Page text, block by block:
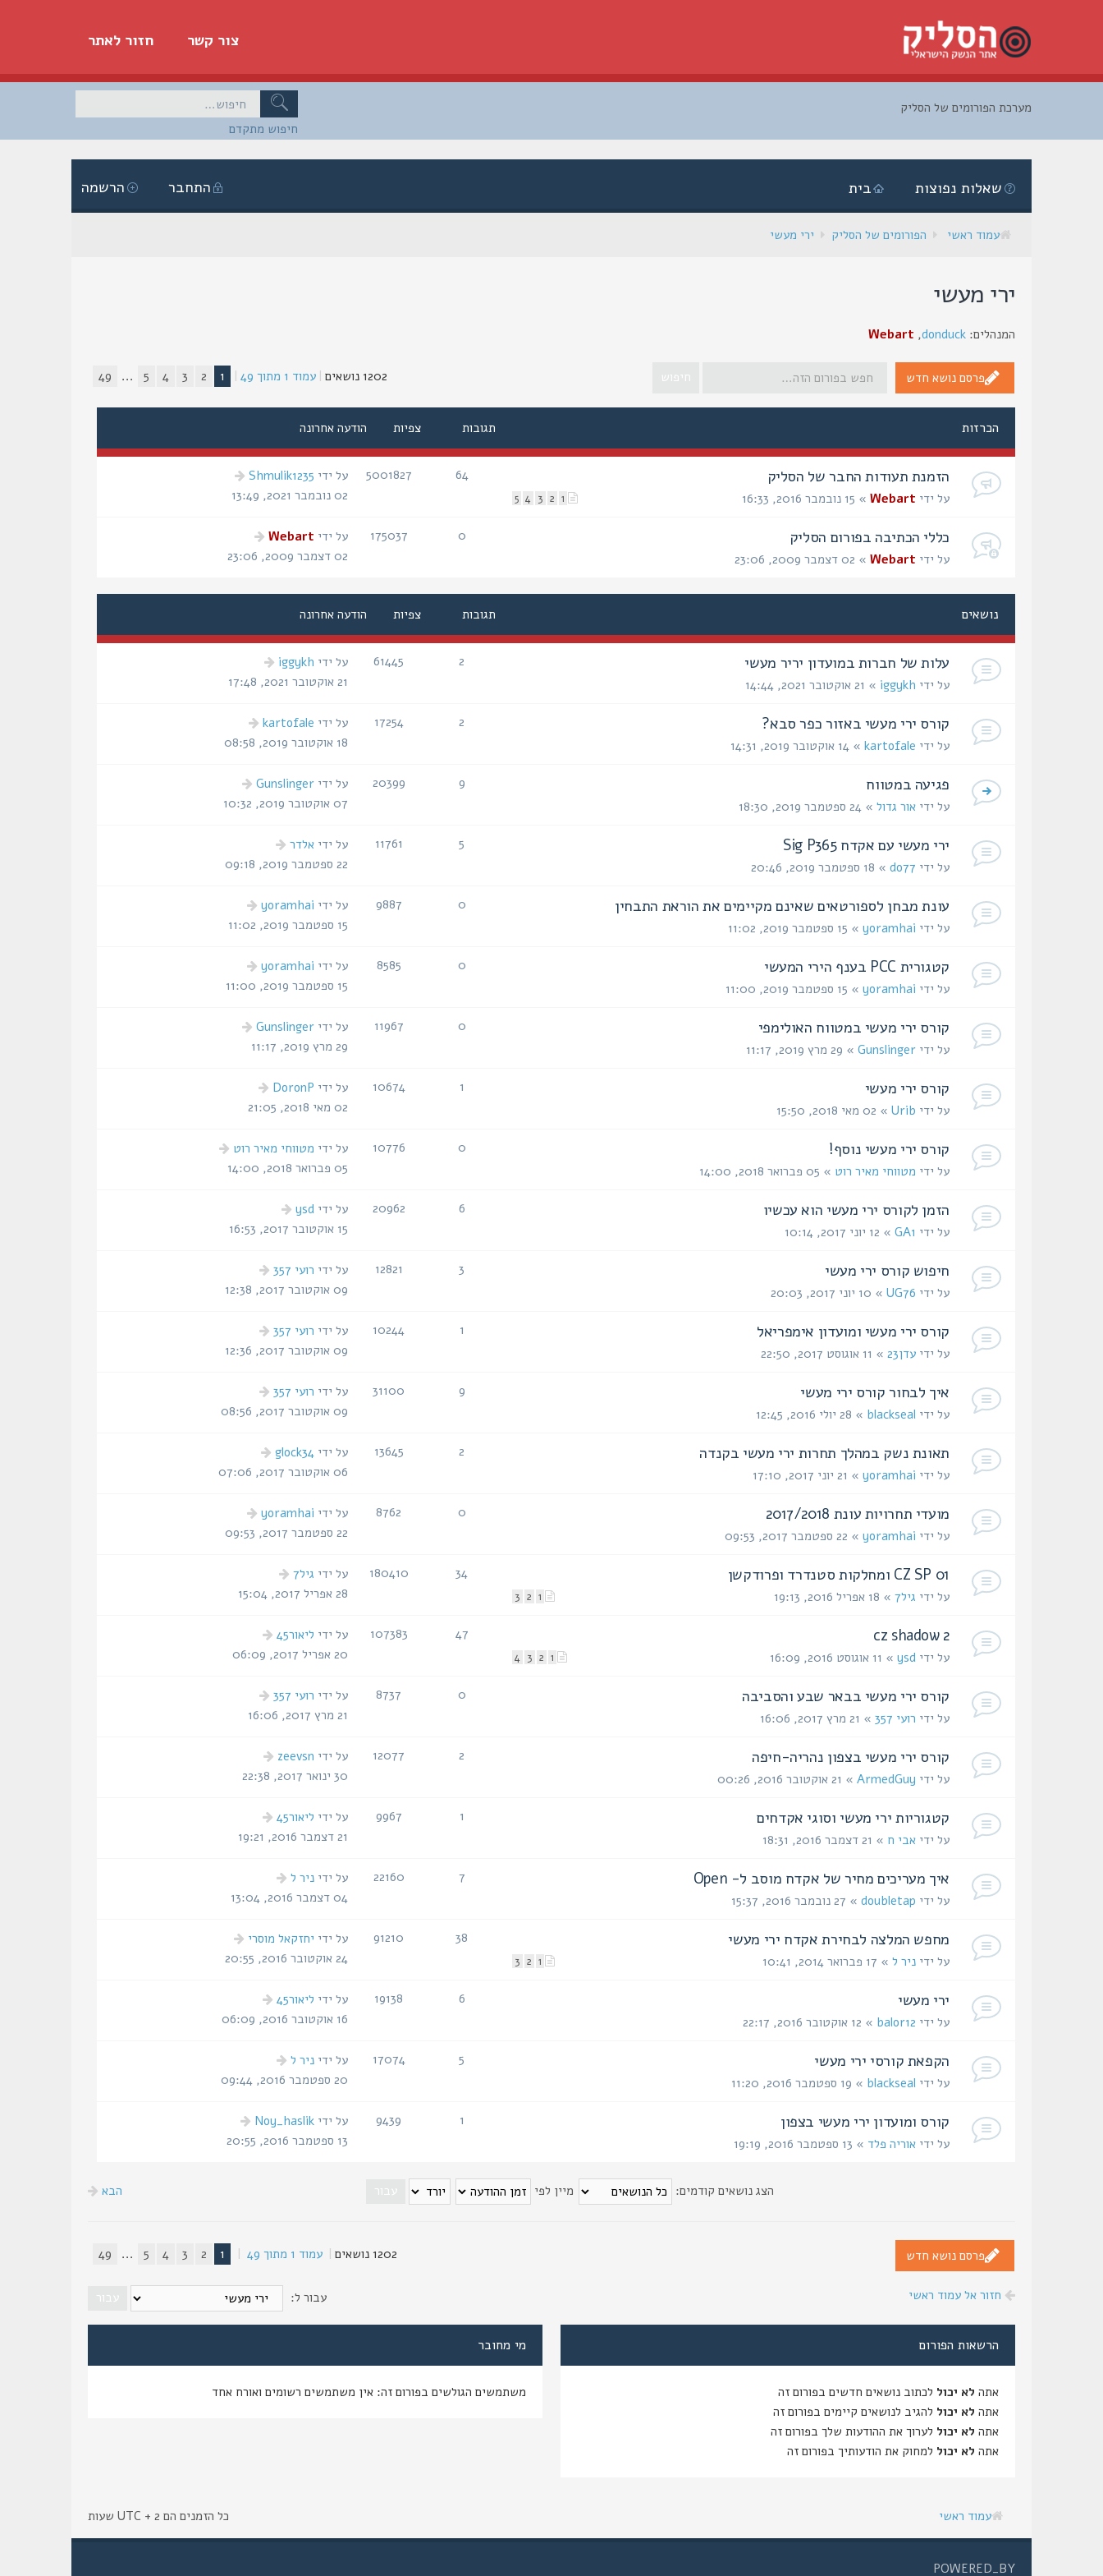
חזור לאתר צור קשר
חיפוש מתקדם
מערכת הפורומים של הסליק
הרשמה התחבר בית שאלות נפוצות
עמוד ראשי הפורומים של הסליק ירי מעשי
ירי מעשי
המנהלים: donduck
,
Webart
פרסם נושא חדש 1202 נושאים עמוד 1 מתוך 49
1
2
3
4
5
...
49
הכרזות תגובות צפיות הודעה אחרונה
הזמנת תעודות החבר של הסליק
1
2
3
4
5 על ידי Webart » 15 נובמבר 2016, 16:33
64
5001827
הודעה
אחרונה
על ידי Shmulik1235
02 נובמבר 2021, 13:49
כללי הכתיבה בפורום הסליק
על ידי Webart » 02 דצמבר 2009, 23:06
0
175037
הודעה
אחרונה
על ידי Webart
02 דצמבר 2009, 23:06
נושאים תגובות צפיות הודעה אחרונה
עלות של חברות במועדון יריר מעשי
על ידי iggykh » 21 אוקטובר 2021, 14:44
2
61445
הודעה
אחרונה
על ידי iggykh
21 אוקטובר 2021, 17:48
קורס ירי מעשי באזור כפר סבא?
על ידי kartofale » 14 אוקטובר 2019, 14:31
2
17254
הודעה
אחרונה
על ידי kartofale
18 אוקטובר 2019, 08:58
פגיעה במטווח
על ידי אור גדול » 24 ספטמבר 2019, 18:30
9
20399
הודעה
אחרונה
על ידיGunslinger
07 אוקטובר 2019, 10:32
ירי מעשי עם אקדח Sig P365
על ידי do77 » 18 ספטמבר 2019, 20:46
5
11761
הודעה
אחרונה
על ידיאלדר
22 ספטמבר 2019, 09:18
עונת מבחן לספורטאים שאינם מקיימים את הוראת התבחין
על ידי yoramhai » 15 ספטמבר 2019, 11:02
0
9887
הודעה
אחרונה
על ידי yoramhai
15 ספטמבר 2019, 11:02
קטגורית PCC בענף הירי המעשי
על ידי yoramhai » 15 ספטמבר 2019, 11:00
0
8585
הודעה
אחרונה
על ידי yoramhai
15 ספטמבר 2019, 11:00
קורס ירי מעשי במטווח האולימפי
על ידי Gunslinger » 29 מרץ 2019, 11:17
0
11967
הודעה
אחרונה
על ידיGunslinger
29 מרץ 2019, 11:17
קורס ירי מעשי
על ידי Urib » 02 מאי 2018, 15:50
1
10674
הודעה
אחרונה
על ידי DoronP
02 מאי 2018, 21:05
קורס ירי מעשי נוסף!
על ידי מטווחי מאיר רוט » 05 פברואר 2018, 14:00
0
10776
הודעה
אחרונה
על ידי מטווחי מאיר רוט
05 פברואר 2018, 14:00
הזמן לקורס ירי מעשי הוא עכשיו
על ידי GA1 » 12 יוני 2017, 10:14
6
20962
הודעה
אחרונה
על ידיysd
15 אוקטובר 2017, 16:53
חיפוש קורס ירי מעשי
על ידי UG76 » 10 יוני 2017, 20:03
3
12821
הודעה
אחרונה
על ידי רועי 357
09 אוקטובר 2017, 12:38
קורס ירי מעשי ומועדון אימפריאל
על ידי עדן23 » 11 אוגוסט 2017, 22:50
1
10244
הודעה
אחרונה
על ידי רועי 357
09 אוקטובר 2017, 12:36
איך לבחור קורס ירי מעשי
על ידי blackseal » 28 יולי 2016, 12:45
9
31100
הודעה
אחרונה
על ידי רועי 357
09 אוקטובר 2017, 08:56
תאונת נשק במהלך תחרות ירי מעשי בקנדה
על ידי yoramhai » 21 יוני 2017, 17:10
2
13645
הודעה
אחרונה
על ידיglock34
06 אוקטובר 2017, 07:06
מועדי תחרויות עונת 2017/2018
על ידי yoramhai » 22 ספטמבר 2017, 09:53
0
8762
הודעה
אחרונה
על ידי yoramhai
22 ספטמבר 2017, 09:53
CZ SP 01 ומחלקות סטנדרד ופרודקשן
1
2
3 על ידי גיל7 » 18 אפריל 2016, 19:13
34
180410
הודעה
אחרונה
על ידי גיל7
28 אפריל 2017, 15:04
cz shadow 2
1
2
3
4 על ידי ysd » 11 אוגוסט 2016, 16:09
47
107383
הודעה
אחרונה
על ידי ליאור45
20 אפריל 2017, 06:09
קורס ירי מעשי בבאר שבע והסביבה
על ידי רועי 357 » 21 מרץ 2017, 16:06
0
8737
הודעה
אחרונה
על ידי רועי 357
21 מרץ 2017, 16:06
קורס ירי מעשי בצפון נהריה-חיפה
על ידי ArmedGuy » 21 אוקטובר 2016, 00:26
2
12077
הודעה
אחרונה
על ידי zeevsn
30 ינואר 2017, 22:38
קטגוריות ירי מעשי וסוגי אקדחים
על ידי אבי ח » 21 דצמבר 2016, 18:31
1
9967
הודעה
אחרונה
על ידי ליאור45
21 דצמבר 2016, 19:21
איך מעריכים מחיר של אקדח מוסב ל- Open
על ידי doubletap » 27 נובמבר 2016, 15:37
7
22160
הודעה
אחרונה
על ידיניר ל
04 דצמבר 2016, 13:04
מחפש המלצה לבחירת אקדח ירי מעשי
1
2
3 על ידי ניר ל » 17 פברואר 2014, 10:41
38
91210
הודעה
אחרונה
על ידי יחזקאל מוסרי
24 אוקטובר 2016, 20:55
ירי מעשי
על ידי balor12 » 12 אוקטובר 2016, 22:17
6
19138
הודעה
אחרונה
על ידי ליאור45
16 אוקטובר 2016, 06:09
הקפאת קורסי ירי מעשי
על ידי blackseal » 19 ספטמבר 2016, 11:20
5
17074
הודעה
אחרונה
על ידיניר ל
20 ספטמבר 2016, 09:44
קורס ומועדון ירי מעשי בצפון
על ידי אוריה פלד » 13 ספטמבר 2016, 19:19
1
9439
הודעה
אחרונה
על ידיNoy_haslik
13 ספטמבר 2016, 20:55
הבא הצג נושאים קודמים: מיין לפי
פרסם נושא חדש 1202 נושאים עמוד 1 מתוך 49
1
2
3
4
5
...
49
חזור אל עמוד ראשי עבור ל:
מי מחובר
משתמשים הגולשים בפורום זה: אין משתמשים רשומים ואורח אחד
הרשאות הפורום
אתה לא יכול לכתוב נושאים חדשים בפורום זה
אתה לא יכול להגיב לנושאים קיימים בפורום זה
אתה לא יכול לערוך את ההודעות שלך בפורום זה
אתה לא יכול למחוק את הודעותיך בפורום זה
עמוד ראשי כל הזמנים הם UTC + 2 שעות
POWERED_BY